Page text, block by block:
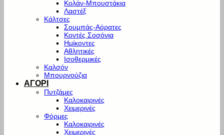
Κολάν-Μπουστάκια
Λαστέξ
Κάλτσες
Σουμπάς-Αόρατες
Κοντές Σοσόνια
Ημίκοντες
Αθλητικές
Ισοθερμικές
Καλσόν
Μπουρνούζια
ΑΓΟΡΙ
Πυτζάμες
Καλοκαιρινές
Χειμερινές
Φόρμες
Καλοκαιρινές
Χειμερινές